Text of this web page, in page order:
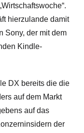
hierzulande damit
Sony, der mit dem
Kindle-
DX bereits die die
auf dem Markt
auf das
der